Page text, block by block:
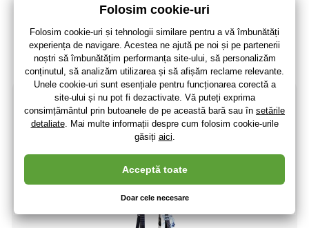
+ 24 puncte
Ultimele 2 bucăți(La dumneavoastră 13.08.)